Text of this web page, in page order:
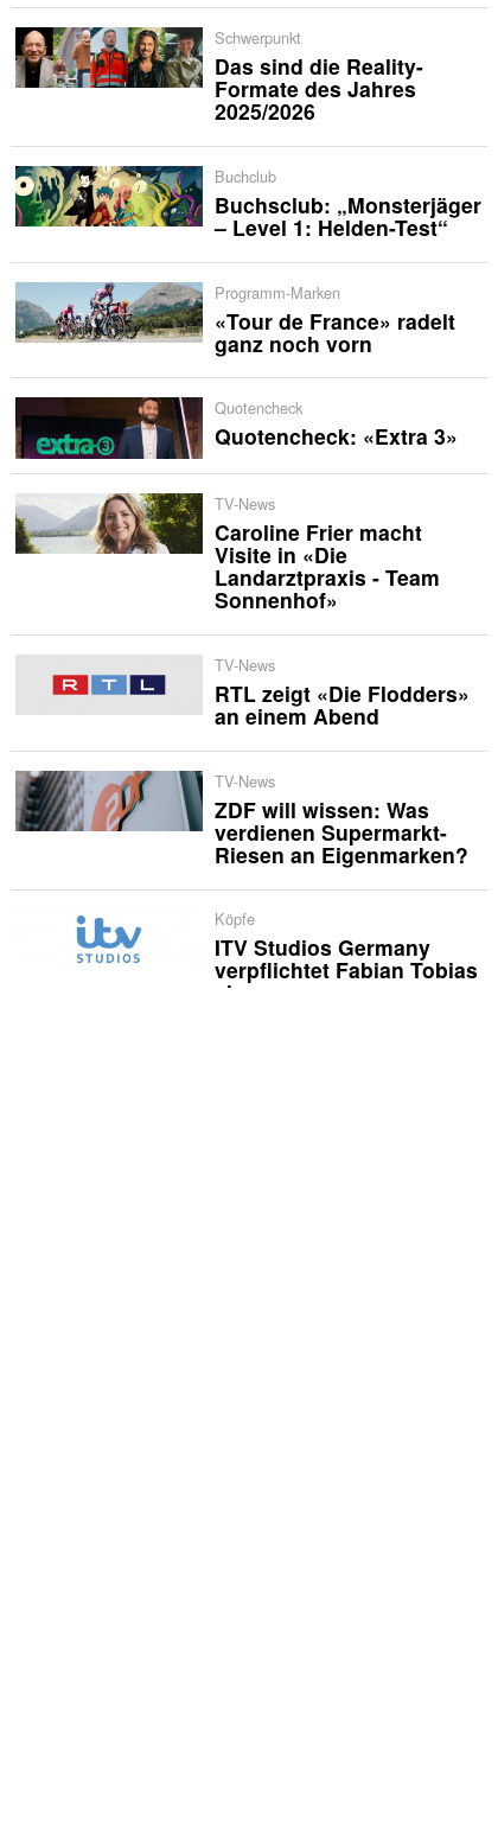
Schwerpunkt
Das sind die Reality-
Formate des Jahres
2025/2026
Buchclub
Buchsclub: „Monsterjäger
– Level 1: Helden-Test“
Programm-Marken
«Tour de France» radelt
ganz noch vorn
Quotencheck
Quotencheck: «Extra 3»
TV-News
Caroline Frier macht
Visite in «Die
Landarztpraxis - Team
Sonnenhof»
TV-News
RTL zeigt «Die Flodders»
an einem Abend
TV-News
ZDF will wissen: Was
verdienen Supermarkt-
Riesen an Eigenmarken?
Köpfe
ITV Studios Germany
verpflichtet Fabian Tobias
als neue